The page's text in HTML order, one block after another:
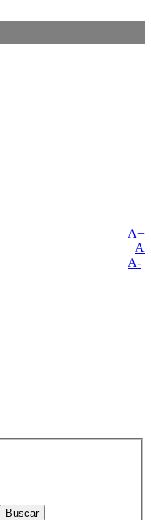
A+
A
A-
Buscar